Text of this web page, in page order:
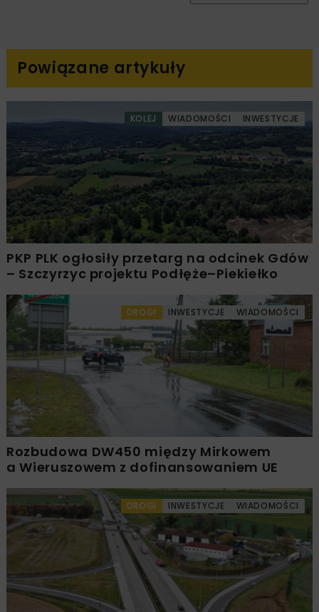
Powiązane artykuły
KOLEJ WIADOMOŚCI INWESTYCJE
PKP PLK ogłosiły przetarg na odcinek Gdów
– Szczyrzyc projektu Podłęże–Piekiełko
DROGI INWESTYCJE WIADOMOŚCI
Rozbudowa DW450 między Mirkowem
a Wieruszowem z dofinansowaniem UE
DROGI INWESTYCJE WIADOMOŚCI